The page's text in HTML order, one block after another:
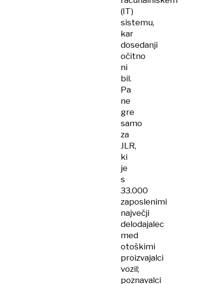
(IT)
sistemu,
kar
dosedanji
očitno
ni
bil.
Pa
ne
gre
samo
za
JLR,
ki
je
s
33.000
zaposlenimi
največji
delodajalec
med
otoškimi
proizvajalci
vozil;
poznavalci